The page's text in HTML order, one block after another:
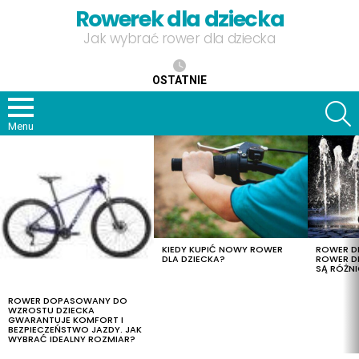
Rowerek dla dziecka
Jak wybrać rower dla dziecka
OSTATNIE
Menu
ROWER DOPASOWANY DO
WZROSTU DZIECKA
GWARANTUJE KOMFORT I
BEZPIECZEŃSTWO JAZDY. JAK
WYBRAĆ IDEALNY ROZMIAR?
KIEDY KUPIĆ NOWY ROWER
DLA DZIECKA?
ROWER
ROWER
SĄ